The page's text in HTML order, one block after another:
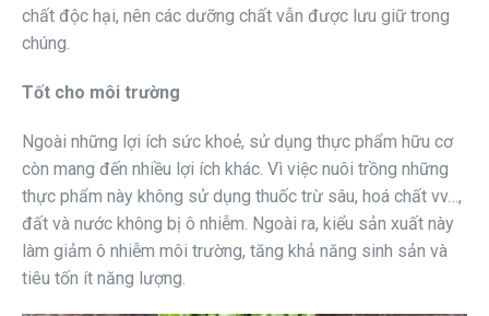
chất độc hại, nên các dưỡng chất vẫn được lưu giữ trong
chúng.
Tốt cho môi trường
Ngoài những lợi ích sức khoẻ, sử dụng thực phẩm hữu cơ
còn mang đến nhiều lợi ích khác. Vì việc nuôi trồng những
thực phẩm này không sử dụng thuốc trừ sâu, hoá chất vv…,
đất và nước không bị ô nhiễm. Ngoài ra, kiểu sản xuất này
làm giảm ô nhiễm môi trường, tăng khả năng sinh sản và
tiêu tốn ít năng lượng.